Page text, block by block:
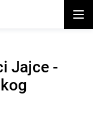
Jajce -